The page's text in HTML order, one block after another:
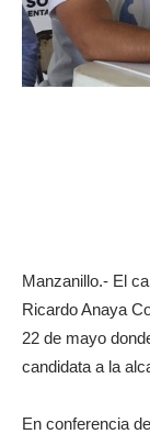
Manzanillo.- El
Ricardo Anaya
22 de mayo
candidata a la
En conferencia